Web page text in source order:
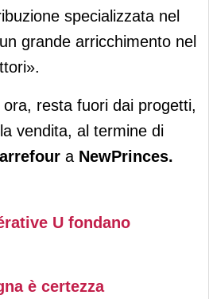
specializzata nel
grande arricchimento nel
ora, resta fuori dai progetti,
vendita, al termine di
a NewPrinces.
U fondano
è certezza